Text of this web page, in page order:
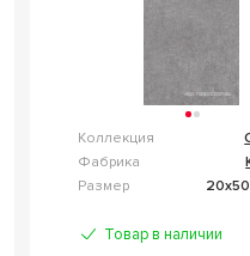
Коллекция
Фабрика
Размер
Товар в наличии